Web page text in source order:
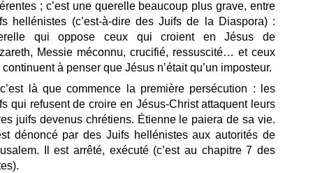
; c’est une querelle beaucoup plus grave, entre
hellénistes (c’est-à-dire des Juifs de la Diaspora) :
qui oppose ceux qui croient en Jésus de
Messie méconnu, crucifié, ressuscité… et ceux
à penser que Jésus n’était qu’un imposteur.
là que commence la première persécution : les
qui refusent de croire en Jésus-Christ attaquent leurs
juifs devenus chrétiens. Étienne le paiera de sa vie.
dénoncé par des Juifs hellénistes aux autorités de
Il est arrêté, exécuté (c’est au chapitre 7 des